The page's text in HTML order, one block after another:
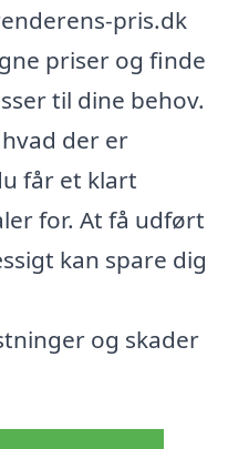
pris.dk
priser og finde
til dine behov.
der er
får et klart
for. At få udført
kan spare dig
og skader